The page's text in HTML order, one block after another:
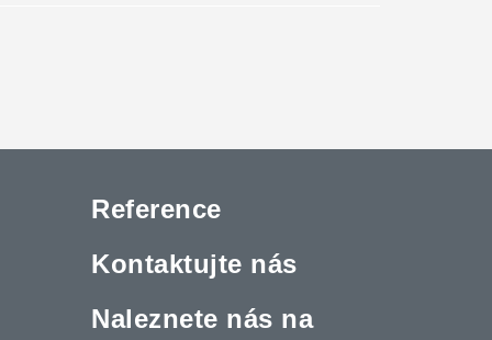
Reference
Kontaktujte nás
Naleznete nás na